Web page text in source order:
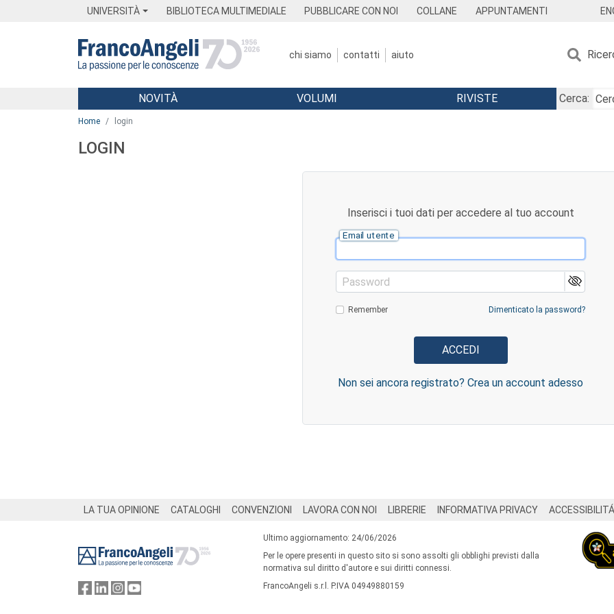
UNIVERSITÀ BIBLIOTECA MULTIMEDIALE PUBBLICARE CON NOI COLLANE APPUNTAMENTI
chi siamo contatti aiuto
Menu
NOVITÀ VOLUMI RIVISTE
Cerca:
Home login
LOGIN
Inserisci i tuoi dati per accedere al tuo account
Email utente
Password
Remember Dimenticato la password?
Non sei ancora registrato? Crea un account adesso
LA TUA OPINIONE CATALOGHI CONVENZIONI LAVORA CON NOI LIBRERIE INFORMATIVA PRIVACY ACCESSIBILITÁ
Ultimo aggiornamento: 24/06/2026
Per le opere presenti in questo sito si sono assolti gli obblighi previsti dalla
normativa sul diritto d'autore e sui diritti connessi.
FrancoAngeli s.r.l. P.IVA 04949880159